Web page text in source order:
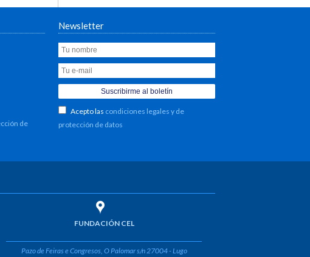
de
Newsletter
Acepto las condiciones legales y de
protección de datos
FUNDACIÓN CEL
Pazo de Feiras e Congresos, O Palomar s/n 27004 - Lugo